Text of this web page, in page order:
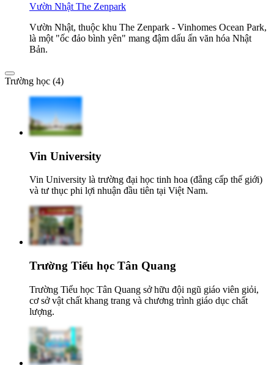
Vườn Nhật The Zenpark
Vườn Nhật, thuộc khu The Zenpark - Vinhomes Ocean Park,
là một "ốc đảo bình yên" mang đậm dấu ấn văn hóa Nhật
Bản.
Trường học (4)
Vin University
Vin University là trường đại học tinh hoa (đẳng cấp thế giới)
và tư thục phi lợi nhuận đầu tiên tại Việt Nam.
Trường Tiểu học Tân Quang
Trường Tiểu học Tân Quang sở hữu đội ngũ giáo viên giỏi,
cơ sở vật chất khang trang và chương trình giáo dục chất
lượng.